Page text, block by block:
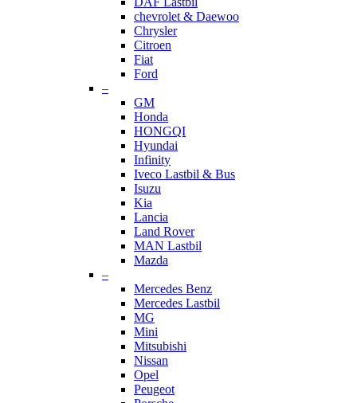
chevrolet & Daewoo
Chrysler
Citroen
Fiat
Ford
–
GM
Honda
HONGQI
Hyundai
Infinity
Iveco Lastbil & Bus
Isuzu
Kia
Lancia
Land Rover
MAN Lastbil
Mazda
–
Mercedes Benz
Mercedes Lastbil
MG
Mini
Mitsubishi
Nissan
Opel
Peugeot